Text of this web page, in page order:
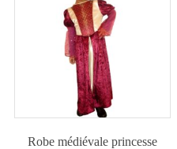
Robe médiévale princesse